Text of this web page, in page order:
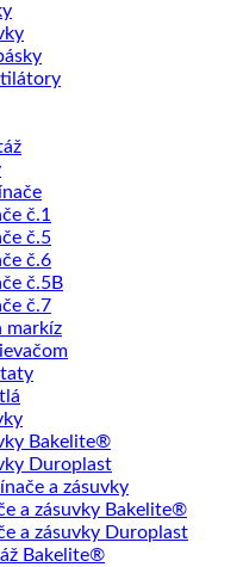
č.1
č.5
č.6
č.5B
č.7
markíz
Bakelite®
Duroplast
a zásuvky
a zásuvky Bakelite®
a zásuvky Duroplast
Bakelite®